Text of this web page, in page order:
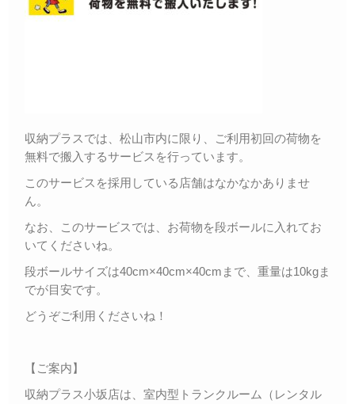
収納プラスでは、松山市内に限り、ご利用初回の荷物を
無料で搬入するサービスを行っています。
このサービスを採用している店舗はなかなかありませ
ん。
なお、このサービスでは、お荷物を段ボールに入れてお
いてくださいね。
段ボールサイズは40cm×40cm×40cmまで、重量は10kgま
でが目安です。
どうぞご利用くださいね！
【ご案内】
収納プラス小坂店は、室内型トランクルーム（レンタル